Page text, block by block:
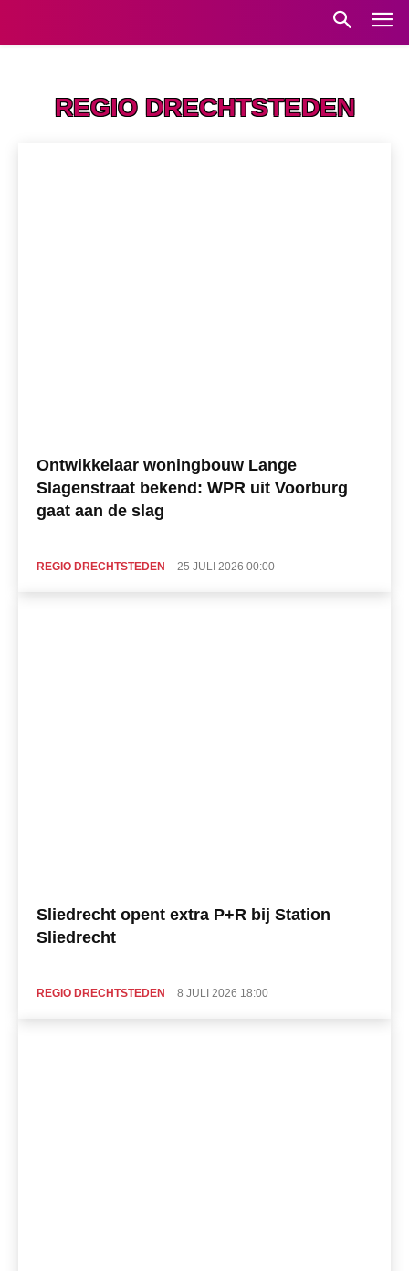
REGIO DRECHTSTEDEN
Ontwikkelaar woningbouw Lange
Slagenstraat bekend: WPR uit Voorburg
gaat aan de slag
REGIO DRECHTSTEDEN 25 JULI 2026 00:00
Sliedrecht opent extra P+R bij Station
Sliedrecht
REGIO DRECHTSTEDEN 8 JULI 2026 18:00